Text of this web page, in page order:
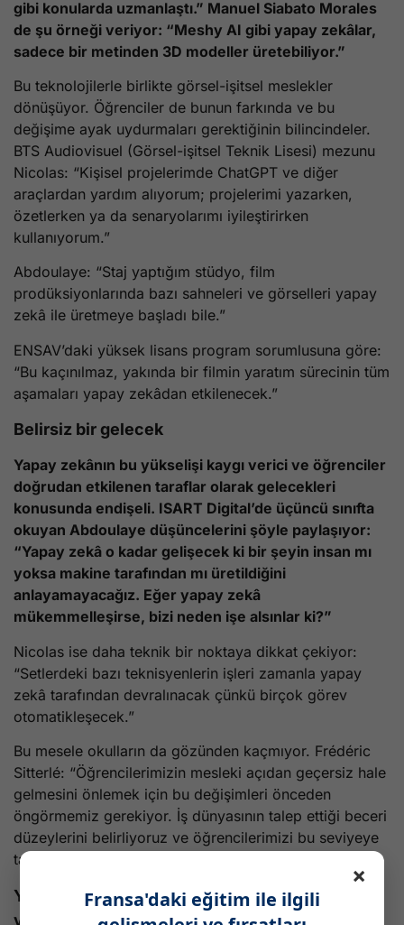
gibi konularda uzmanlaştı.” Manuel Siabato Morales
de şu örneği veriyor: “Meshy AI gibi yapay zekâlar,
sadece bir metinden 3D modeller üretebiliyor.”
Bu teknolojilerle birlikte görsel-işitsel meslekler
dönüşüyor. Öğrenciler de bunun farkında ve bu
değişime ayak uydurmaları gerektiğinin bilincindeler.
BTS Audiovisuel (Görsel-işitsel Teknik Lisesi) mezunu
Nicolas: “Kişisel projelerimde ChatGPT ve diğer
araçlardan yardım alıyorum; projelerimi yazarken,
özetlerken ya da senaryolarımı iyileştirirken
kullanıyorum.”
Abdoulaye: “Staj yaptığım stüdyo, film
prodüksiyonlarında bazı sahneleri ve görselleri yapay
zekâ ile üretmeye başladı bile.”
ENSAV’daki yüksek lisans program sorumlusuna göre:
“Bu kaçınılmaz, yakında bir filmin yaratım sürecinin tüm
aşamaları yapay zekâdan etkilenecek.”
Belirsiz bir gelecek
Yapay zekânın bu yükselişi kaygı verici ve öğrenciler
doğrudan etkilenen taraflar olarak gelecekleri
konusunda endişeli. ISART Digital’de üçüncü sınıfta
okuyan Abdoulaye düşüncelerini şöyle paylaşıyor:
“Yapay zekâ o kadar gelişecek ki bir şeyin insan mı
yoksa makine tarafından mı üretildiğini
anlayamayacağız. Eğer yapay zekâ
mükemmelleşirse, bizi neden işe alsınlar ki?”
Nicolas ise daha teknik bir noktaya dikkat çekiyor:
“Setlerdeki bazı teknisyenlerin işleri zamanla yapay
zekâ tarafından devralınacak çünkü birçok görev
otomatikleşecek.”
Bu mesele okulların da gözünden kaçmıyor. Frédéric
Sitterlé: “Öğrencilerimizin mesleki açıdan geçersiz hale
gelmesini önlemek için bu değişimleri önceden
öngörmemiz gerekiyor. İş dünyasının talep ettiği beceri
düzeylerini belirliyoruz ve öğrencilerimizi bu seviyeye
taşımaya çalışıyoruz.”
Yapay zekâ: Yaratıcılığın hizmetindeki bir
yardımcı mı?
×
Fransa'daki eğitim ile ilgili